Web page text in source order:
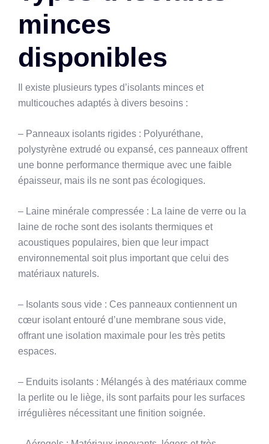
minces
disponibles
Il existe plusieurs types d’isolants minces et
multicouches adaptés à divers besoins :
– Panneaux isolants rigides : Polyuréthane,
polystyrène extrudé ou expansé, ces panneaux offrent
une bonne performance thermique avec une faible
épaisseur, mais ils ne sont pas écologiques.
– Laine minérale compressée : La laine de verre ou la
laine de roche sont des isolants thermiques et
acoustiques populaires, bien que leur impact
environnemental soit plus important que celui des
matériaux naturels.
– Isolants sous vide : Ces panneaux contiennent un
cœur isolant entouré d’une membrane sous vide,
offrant une isolation maximale pour les très petits
espaces.
– Enduits isolants : Mélangés à des matériaux comme
la perlite ou le liège, ils sont parfaits pour les surfaces
irrégulières nécessitant une finition soignée.